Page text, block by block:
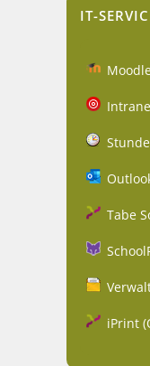
IT-
Tabe
iPrint